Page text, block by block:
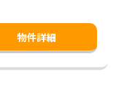
物件詳細